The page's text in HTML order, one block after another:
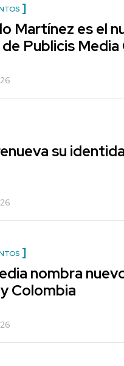
Martínez es el
Publicis Media
su
nombra
Colombia